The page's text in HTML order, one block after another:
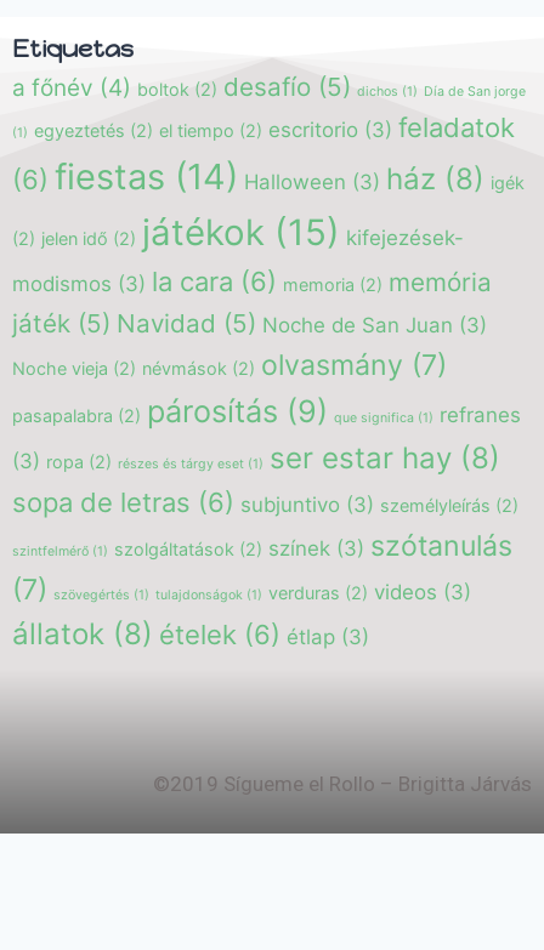
Etiquetas
a főnév (4) boltok (2) desafío (5) dichos (1) Día de San jorge
(1) egyeztetés (2) el tiempo (2) escritorio (3) feladatok
(6) fiestas (14) Halloween (3) ház (8) igék
(2) jelen idő (2) játékok (15) kifejezések-
modismos (3) la cara (6) memoria (2) memória
játék (5) Navidad (5) Noche de San Juan (3)
Noche vieja (2) névmások (2) olvasmány (7)
pasapalabra (2) párosítás (9) que significa (1) refranes
(3) ropa (2) részes és tárgy eset (1) ser estar hay (8)
sopa de letras (6) subjuntivo (3) személyleírás (2)
szintfelmérő (1) szolgáltatások (2) színek (3) szótanulás
(7)
szövegértés (1) tulajdonságok (1) verduras (2) videos (3)
állatok (8) ételek (6) étlap (3)
©2019 Sígueme el Rollo – Brigitta Járvás